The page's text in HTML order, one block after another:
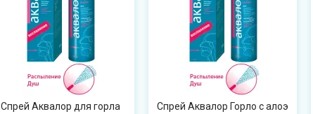
Спрей Аквалор для горла
Спрей Аквалор Горло с алоэ